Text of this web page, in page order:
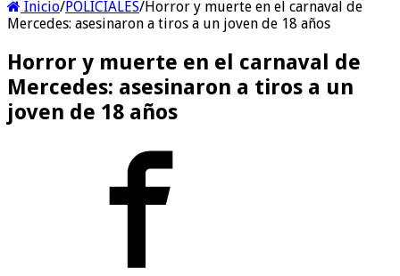
Inicio/POLICIALES/Horror y muerte en el carnaval de
Mercedes: asesinaron a tiros a un joven de 18 años
Horror y muerte en el carnaval de
Mercedes: asesinaron a tiros a un
joven de 18 años